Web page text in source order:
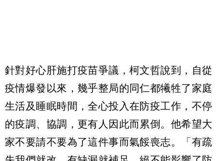
針對好心肝施打疫苗爭議，柯文哲說到，自從
疫情爆發以來，幾乎整局的同仁都犧牲了家庭
生活及睡眠時間，全心投入在防疫工作，不停
的疫調、協調，更有人因此而累倒。他希望大
家不要請不要為了這件事而氣餒喪志。「有疏